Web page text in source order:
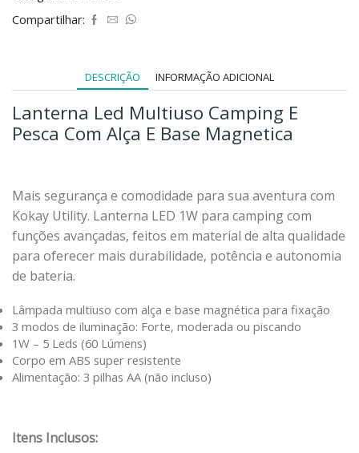
Compartilhar:
DESCRIÇÃO INFORMAÇÃO ADICIONAL
Lanterna Led Multiuso Camping E
Pesca Com Alça E Base Magnetica
Mais segurança e comodidade para sua aventura com
Kokay Utility. Lanterna LED 1W para camping com
funções avançadas, feitos em material de alta qualidade
para oferecer mais durabilidade, potência e autonomia
de bateria.
Lâmpada multiuso com alça e base magnética para fixação
3 modos de iluminação: Forte, moderada ou piscando
1W – 5 Leds (60 Lúmens)
Corpo em ABS super resistente
Alimentação: 3 pilhas AA (não incluso)
Itens Inclusos: